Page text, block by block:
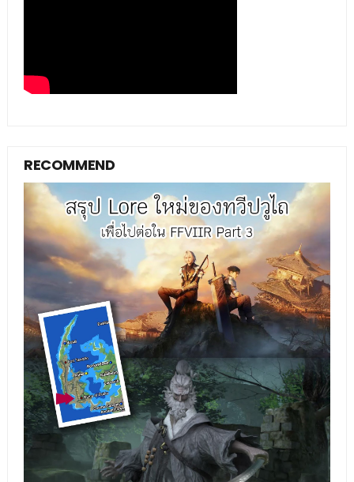
RECOMMEND